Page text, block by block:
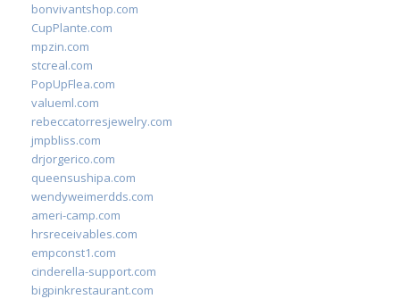
bonvivantshop.com
CupPlante.com
mpzin.com
stcreal.com
PopUpFlea.com
valueml.com
rebeccatorresjewelry.com
jmpbliss.com
drjorgerico.com
queensushipa.com
wendyweimerdds.com
ameri-camp.com
hrsreceivables.com
empconst1.com
cinderella-support.com
bigpinkrestaurant.com